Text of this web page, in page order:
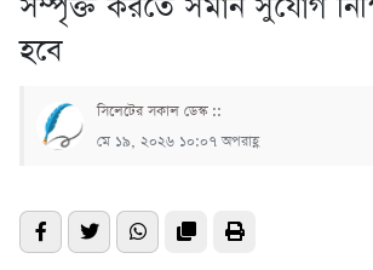
হবে
সিলেটের সকাল ডেস্ক ::
মে ১৯, ২০২৬ ১০:০৭ অপরাহ্ণ